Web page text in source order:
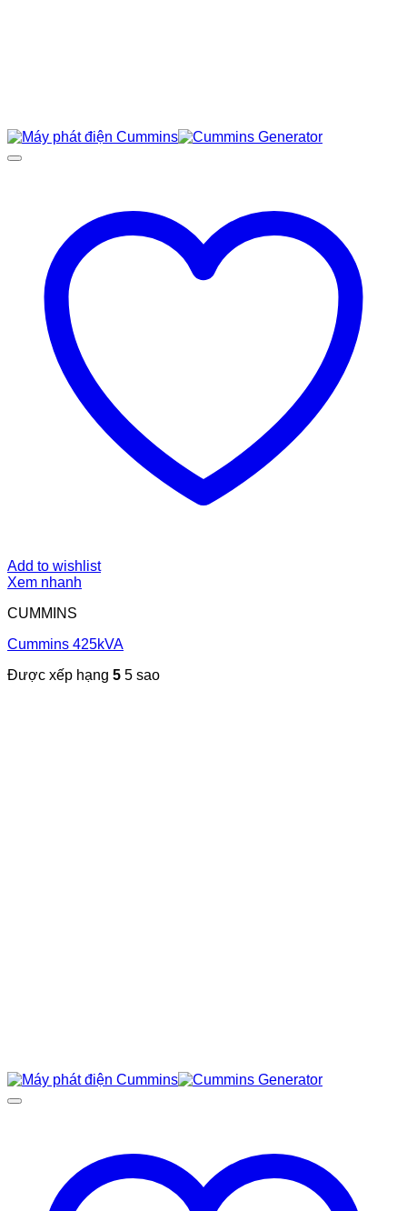
Add to wishlist
Xem nhanh
CUMMINS
Cummins 425kVA
Được xếp hạng 5 5 sao